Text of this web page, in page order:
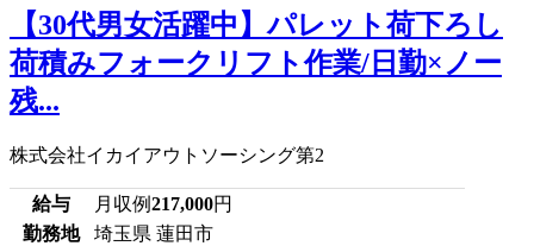
【30代男女活躍中】パレット荷下ろし
荷積みフォークリフト作業/日勤×ノー
残...
株式会社イカイアウトソーシング第2
給与 月収例217,000円
勤務地
埼玉県 蓮田市